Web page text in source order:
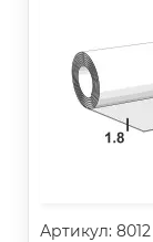
Артикул: 8012